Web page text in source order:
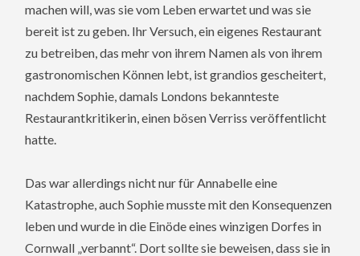
machen will, was sie vom Leben erwartet und was sie
bereit ist zu geben. Ihr Versuch, ein eigenes Restaurant
zu betreiben, das mehr von ihrem Namen als von ihrem
gastronomischen Können lebt, ist grandios gescheitert,
nachdem Sophie, damals Londons bekannteste
Restaurantkritikerin, einen bösen Verriss veröffentlicht
hatte.
Das war allerdings nicht nur für Annabelle eine
Katastrophe, auch Sophie musste mit den Konsequenzen
leben und wurde in die Einöde eines winzigen Dorfes in
Cornwall „verbannt“. Dort sollte sie beweisen, dass sie in